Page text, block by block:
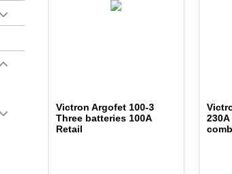
Victron Argofet 100-3
Three batteries 100A
Retail